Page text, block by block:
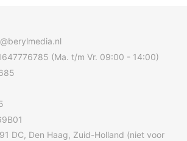
(Ma. t/m Vr. 09:00 - 14:00)
DC, Den Haag, Zuid-Holland (niet voor